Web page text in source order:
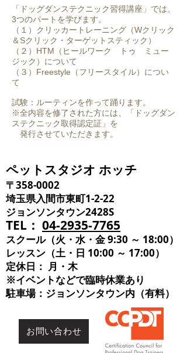
「ドッグダンステクニック習得講座」では、
3つのパートを学びます。
（１）クリッカートレーニング（Wクリック
＆Sクリック・ターゲットスティック）
（２）HTM（ヒールワーク トゥ ミュー
ジック）について
（３）Freestyle（フリースタイル）につい
て
試験：ルーティンを作って踊ります。
※全内容を修了された方には、「ドッグダン
ステクニック取得認定証」を
発行させていただきます。
ペットスタジオ ホッチ
〒358-0002
埼玉県入間市東町1-2-22
ジョンソンタウン2428S
TEL： 04-2935-7765
スクール（火・水・金 9:30 ～ 18:00）
レッスン（土・日 10:00 ～ 17:00）
定休日： 月・木
※イベントなどで臨時休業あり
​駐車場：ジョンソンタウン内（有料）
お問い合わせ